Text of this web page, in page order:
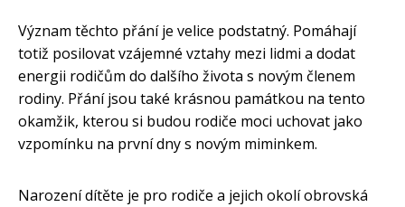
Význam těchto přání je velice podstatný. Pomáhají
totiž posilovat vzájemné vztahy mezi lidmi a dodat
energii rodičům do dalšího života s novým členem
rodiny. Přání jsou také krásnou památkou na tento
okamžik, kterou si budou rodiče moci uchovat jako
vzpomínku na první dny s novým miminkem.
Narození dítěte je pro rodiče a jejich okolí obrovská